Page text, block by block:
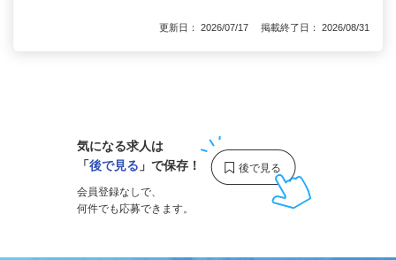
更新日： 2026/07/17 掲載終了日： 2026/08/31
気になる求人は
「後で見る 」で保存！
会員登録なしで、
何件でも応募できます。